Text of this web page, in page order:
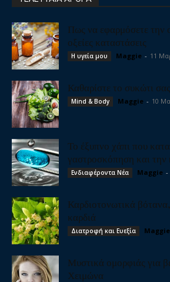
Πως να εφαρμόσετε την
οξείες καταστάσεις
Η υγεία μου Maggie - 11
Καθαρίστε το συκώτι
Mind & Body Maggie - 10
Το έξυπνο χάπι που
γαστροσκόπηση και
Ενδιαφέροντα Νέα Maggie -
Καρδιοτονωτικά
καρδιά
Διατροφή και Ευεξία Maggie
Μυστικά ομορφιάς για
Χειμώνα